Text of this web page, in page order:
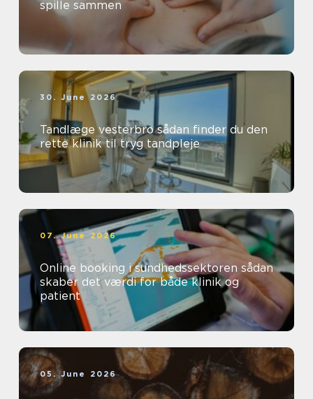
spille sammen
30. June 2026
Tandlæge vesterbro sådan finder du den
rette klinik til tryg tandpleje
07. June 2026
Online booking i sundhedssektoren sådan
skaber det værdi for både klinik og
patient
05. June 2026